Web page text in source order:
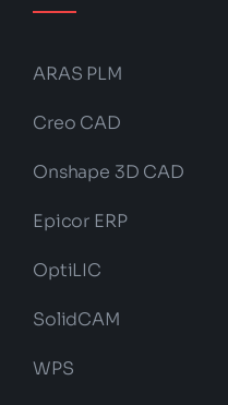
ARAS PLM
Creo CAD
Onshape 3D CAD
Epicor ERP
OptiLIC
SolidCAM
WPS